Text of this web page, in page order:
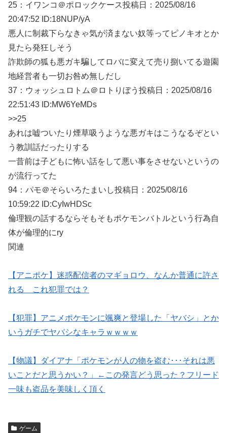
25： イワンコ＠ポロックケース投稿日：2025/08/16
20:47:52 ID:18NUP/yA
悪人に制裁下らなきゃ気が済まない奴等ってピノキオとか
見たら発狂しそう
詐欺師の狐も悪ガキ騙してロバに変えて売り捌いてる遊園
地経営者も一切お咎め無しだし
37： ウォッシュロトム＠ロトりぼう 投稿日：2025/08/16
22:51:43 ID:MW6YeMDs
>>25
あれは嘘ついたり煙草吸うような悪ガキはこうなるぞとい
う教訓話だったりする
一昔前は子どもに怖い話をして悪い事をさせないというの
が流行ってた
94： パモ＠そらいろたまいし投稿日：2025/08/16
10:59:22 ID:CyIwHDSc
倫理観の話するならそもそもポケモンバトルという行為自
体が倫理的にry
関連
【アニポケ】迷惑配信者のマギョロウ、なんか普通に許さ
れる これ犯罪では？
【犯罪】アニメポケモンに颯爽と登場した「ヤバシ」とか
いうガチでヤバシなキャラｗｗｗｗ
【物議】ダイアナ「ポケモンが人の物を盗む･･･それは悪
いことだと思うかい？」←この発言どう思った？フリード
一味も盗品を美味しく頂く
ゲーム